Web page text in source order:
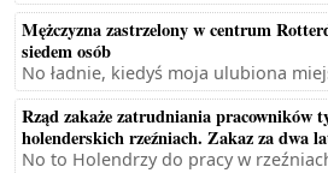
Mężczyzna zastrzelony w centrum
siedem osób
No ładnie, kiedyś moja ulubiona
Rząd zakaże zatrudniania pracowników
holenderskich rzeźniach. Zakaz za dwa
No to Holendrzy do pracy w